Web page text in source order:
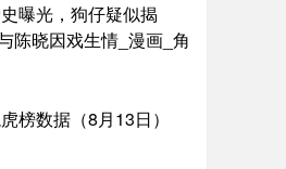
曝光，狗仔疑似揭
陈晓因戏生情_漫画_角
榜数据（8月13日）